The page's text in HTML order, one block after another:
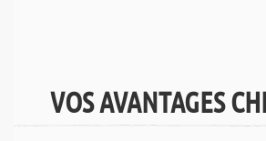
VOS AVANTAGES